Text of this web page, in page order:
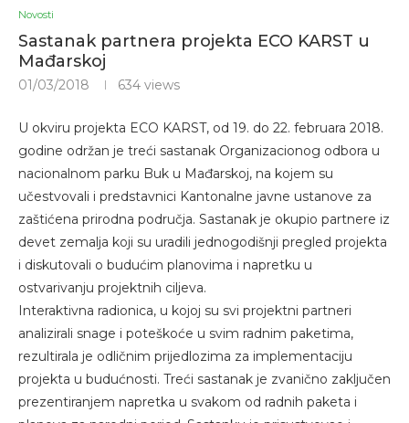
Novosti
Sastanak partnera projekta ECO KARST u
Mađarskoj
01/03/2018 634 views
U okviru projekta ECO KARST, od 19. do 22. februara 2018.
godine održan je treći sastanak Organizacionog odbora u
nacionalnom parku Buk u Mađarskoj, na kojem su
učestvovali i predstavnici Kantonalne javne ustanove za
zaštićena prirodna područja. Sastanak je okupio partnere iz
devet zemalja koji su uradili jednogodišnji pregled projekta
i diskutovali o budućim planovima i napretku u
ostvarivanju projektnih ciljeva.
Interaktivna radionica, u kojoj su svi projektni partneri
analizirali snage i poteškoće u svim radnim paketima,
rezultirala je odličnim prijedlozima za implementaciju
projekta u budućnosti. Treći sastanak je zvanično zaključen
prezentiranjem napretka u svakom od radnih paketa i